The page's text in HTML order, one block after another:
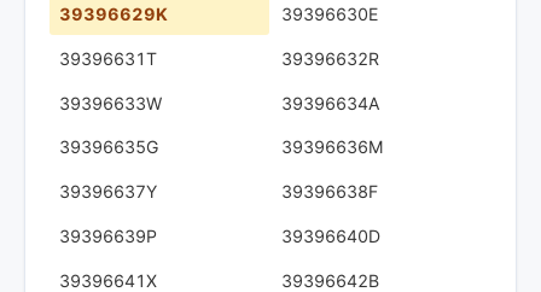
39396629K 39396630E
39396631T 39396632R
39396633W 39396634A
39396635G 39396636M
39396637Y 39396638F
39396639P 39396640D
39396641X 39396642B